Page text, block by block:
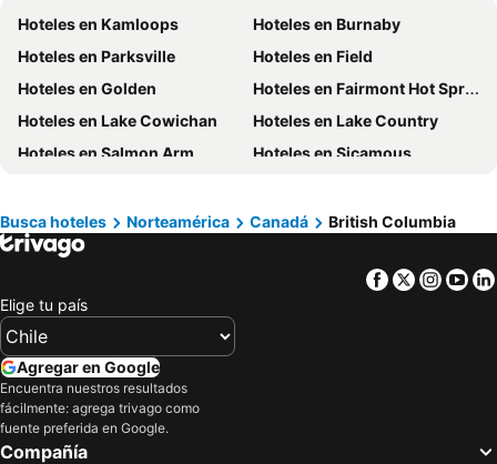
Hoteles en Asunción
Hoteles en Cerdeña
Hoteles en Región de Arica y Parinacota
Hoteles en Quintana Roo
Hoteles en Prefectura Tokio
Hoteles en Kamloops
Hoteles en Burnaby
Hoteles en Parksville
Hoteles en Field
Hoteles en Golden
Hoteles en Fairmont Hot Springs
Hoteles en Lake Cowichan
Hoteles en Lake Country
Hoteles en Salmon Arm
Hoteles en Sicamous
Busca hoteles
Norteamérica Canadá British Columbia
Facebook
Twitter
Elige tu país
Agregar en Google
Encuentra nuestros resultados
fácilmente: agrega trivago como
fuente preferida en Google.
Compañía